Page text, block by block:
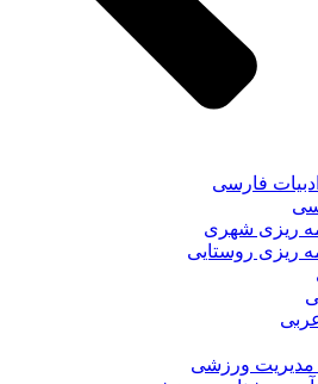
فارسی
ریزی شهری
ریزی روستایی
ورزشی